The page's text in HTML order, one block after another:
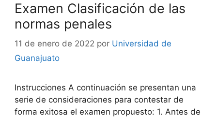
Examen Clasificación de las
normas penales
11 de enero de 2022 por Universidad de
Guanajuato
Instrucciones A continuación se presentan una
serie de consideraciones para contestar de
forma exitosa el examen propuesto: 1. Antes de